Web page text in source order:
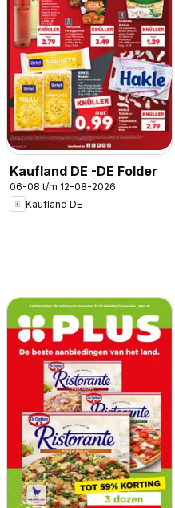
Kaufland DE -DE Folder
06-08 t/m 12-08-2026
Kaufland DE